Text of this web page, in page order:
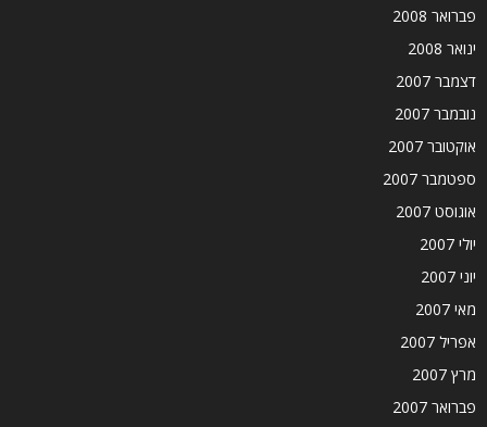
פברואר 2008
ינואר 2008
דצמבר 2007
נובמבר 2007
אוקטובר 2007
ספטמבר 2007
אוגוסט 2007
יולי 2007
יוני 2007
מאי 2007
אפריל 2007
מרץ 2007
פברואר 2007